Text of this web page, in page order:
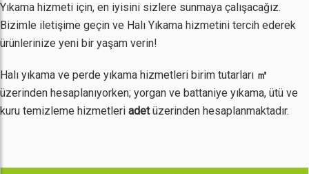
Yıkama hizmeti için, en iyisini sizlere sunmaya çalışacağız.
Bizimle iletişime geçin ve Halı Yıkama hizmetini tercih ederek
ürünlerinize yeni bir yaşam verin!
Halı yıkama ve perde yıkama hizmetleri birim tutarları ㎡
üzerinden hesaplanıyorken; yorgan ve battaniye yıkama, ütü ve
kuru temizleme hizmetleri adetüzerinden hesaplanmaktadır.